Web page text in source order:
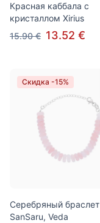
Красная каббала с
кристаллом Xirius
15.90 € 13.52 €
Скидка -15%
Серебряный браслет
SanSaru, Veda